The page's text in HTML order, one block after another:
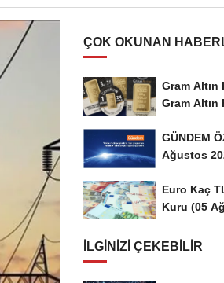
ÇOK OKUNAN
Gram Altın
Gram Altın
GÜNDEM
Ağustos
Euro Kaç
Kuru (05
İLGINIZI ÇEKEBILIR